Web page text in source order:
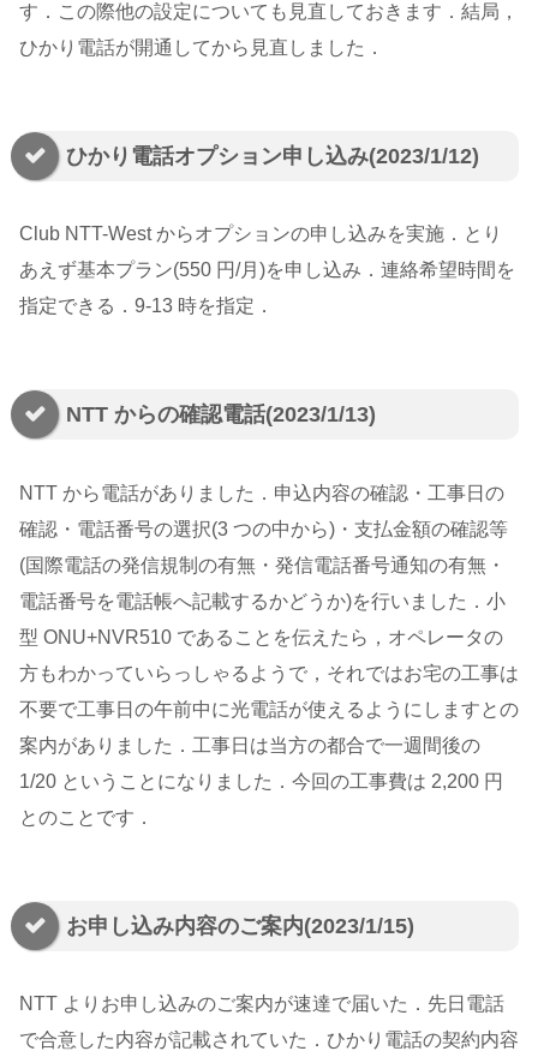
す．この際他の設定についても見直しておきます．結局，
ひかり電話が開通してから見直しました．
ひかり電話オプション申し込み(2023/1/12)
Club NTT-West からオプションの申し込みを実施．とり
あえず基本プラン(550 円/月)を申し込み．連絡希望時間を
指定できる．9-13 時を指定．
NTT からの確認電話(2023/1/13)
NTT から電話がありました．申込内容の確認・工事日の
確認・電話番号の選択(3 つの中から)・支払金額の確認等
(国際電話の発信規制の有無・発信電話番号通知の有無・
電話番号を電話帳へ記載するかどうか)を行いました．小
型 ONU+NVR510 であることを伝えたら，オペレータの
方もわかっていらっしゃるようで，それではお宅の工事は
不要で工事日の午前中に光電話が使えるようにしますとの
案内がありました．工事日は当方の都合で一週間後の
1/20 ということになりました．今回の工事費は 2,200 円
とのことです．
お申し込み内容のご案内(2023/1/15)
NTT よりお申し込みのご案内が速達で届いた．先日電話
で合意した内容が記載されていた．ひかり電話の契約内容